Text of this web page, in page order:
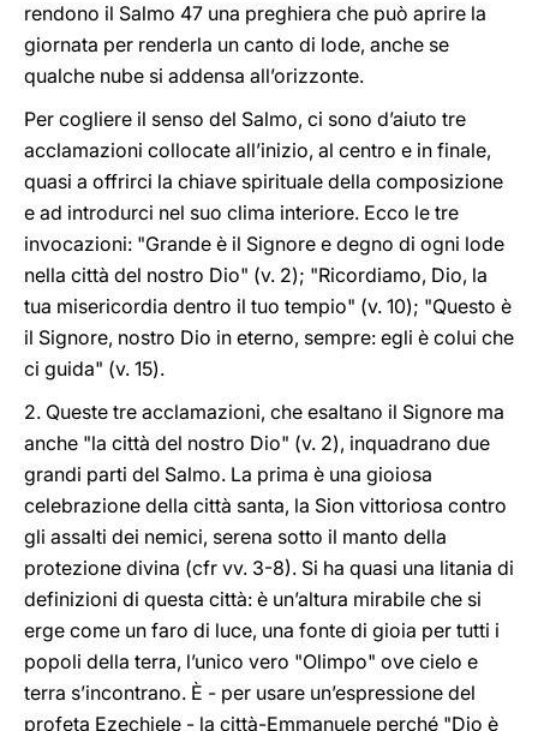
rendono il Salmo 47 una preghiera che può aprire la
giornata per renderla un canto di lode, anche se
qualche nube si addensa all’orizzonte.
Per cogliere il senso del Salmo, ci sono d’aiuto tre
acclamazioni collocate all’inizio, al centro e in finale,
quasi a offrirci la chiave spirituale della composizione
e ad introdurci nel suo clima interiore. Ecco le tre
invocazioni: "Grande è il Signore e degno di ogni lode
nella città del nostro Dio" (v. 2); "Ricordiamo, Dio, la
tua misericordia dentro il tuo tempio" (v. 10); "Questo è
il Signore, nostro Dio in eterno, sempre: egli è colui che
ci guida" (v. 15).
2. Queste tre acclamazioni, che esaltano il Signore ma
anche "la città del nostro Dio" (v. 2), inquadrano due
grandi parti del Salmo. La prima è una gioiosa
celebrazione della città santa, la Sion vittoriosa contro
gli assalti dei nemici, serena sotto il manto della
protezione divina (cfr vv. 3-8). Si ha quasi una litania di
definizioni di questa città: è un’altura mirabile che si
erge come un faro di luce, una fonte di gioia per tutti i
popoli della terra, l’unico vero "Olimpo" ove cielo e
terra s’incontrano. È - per usare un’espressione del
profeta Ezechiele - la città-Emmanuele perché "Dio è